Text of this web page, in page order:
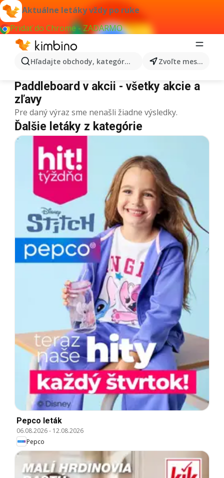
Aktuálne letáky vždy po ruke
Pridať do Chrome - ZADARMO
Hľadajte obchody, kategórie, produkty... Zvoľte mesto
Paddleboard
Paddleboard v akcii - všetky akcie a
zľavy
Pre daný výraz sme nenašli žiadne výsledky.
Ďalšie letáky z kategórie
Pepco leták
06.08.2026- 12.08.2026
Pepco